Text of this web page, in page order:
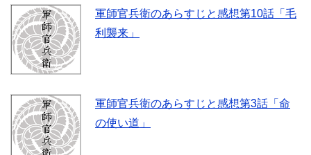
軍師官兵衛のあらすじと感想第10話「毛
利襲来」
軍師官兵衛のあらすじと感想第3話「命
の使い道」